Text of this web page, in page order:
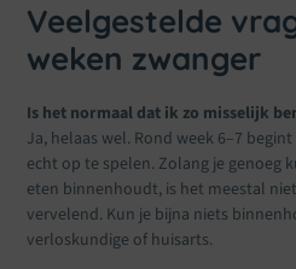
Veelgestelde
weken zwanger
Is het normaal dat ik zo misselijk
Ja, helaas wel. Rond week 6–7
echt op te spelen. Zolang je genoeg
eten binnenhoudt, is het meestal
vervelend. Kun je bijna niets
verloskundige of huisarts.